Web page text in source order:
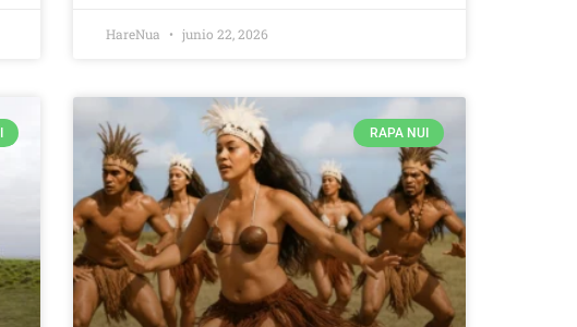
HareNua junio 22, 2026
RAPA NUI